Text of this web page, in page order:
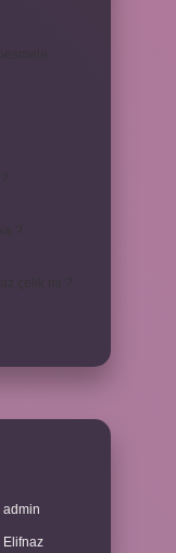
admin
Elifnaz